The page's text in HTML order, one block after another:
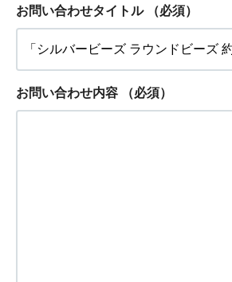
お問い合わせタイトル （必須）
お問い合わせ内容 （必須）